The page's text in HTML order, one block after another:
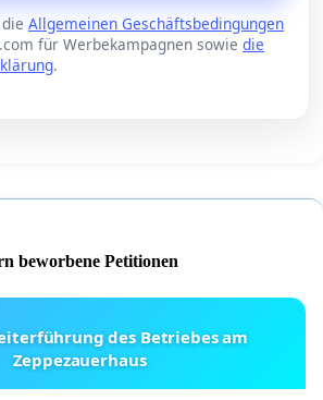
Allgemeinen Geschäftsbedingungen
für Werbekampagnen sowie die
.
beworbene Petitionen
des Betriebes am
Zeppezauerhaus